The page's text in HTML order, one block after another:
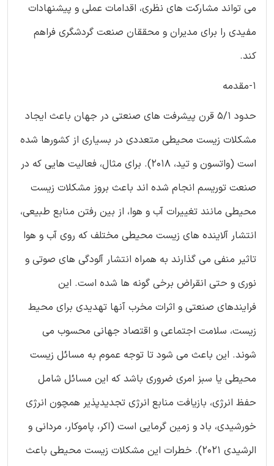
می تواند مشارکت های نظری، اقدامات عملی و پیشنهادات
مفیدی را برای مدیران و محققان صنعت گردشگری فراهم
کند.
1-مقدمه
حدود 5/1 قرن پیشرفت های صنعتی در جهان باعث ایجاد
مشکلات زیست محیطی متعددی در بسیاری از کشورها شده
است (واتسون و تید، 2018). برای مثال، فعالیت هایی که در
صنعت توریسم انجام شده اند باعث بروز مشکلات زیست
محیطی مانند تغییرات آب و هوا، از بین رفتن منابع طبیعی،
انتشار آلاینده های زیست محیطی مختلف که روی آب و هوا
تاثیر منفی می گذارند به همراه انتشار آلودگی های صوتی و
نوری و حتی انقراض برخی گونه ها شده است. این
فرایندهای صنعتی و اثرات مخرب آنها تهدیدی برای محیط
زیست، سلامت اجتماعی و اقتصاد جهانی محسوب می
شوند. این باعث می شود تا توجه عموم به مسائل زیست
محیطی یا سبز امری ضروری باشد که این مسائل شامل
حفظ انرژی، بازیافت منابع انرژی تجدیدپذیر همچون انرژی
خورشیدی، باد و زمین گرمایی است (اکر، پاموکار، مردانی و
الرشیدی 2021). خطرات این مشکلات زیست محیطی باعث